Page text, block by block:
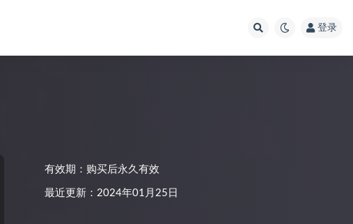
登录
有效期：购买后永久有效
最近更新：2024年01月25日